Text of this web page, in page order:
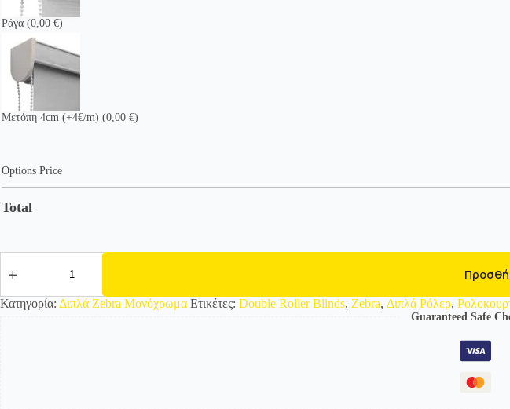
Ράγα (0,00 €)
Μετόπη 4cm (+4€/m) (0,00 €)
Options Price
Total
Διπλό
Ρολοκουρτίνα
Zebra
Κατηγορία: Διπλά Zebra Μονόχρωμα Ετικέτες: Double Roller Blinds, Zebra, Διπλά Ρόλερ,
Guaranteed Safe